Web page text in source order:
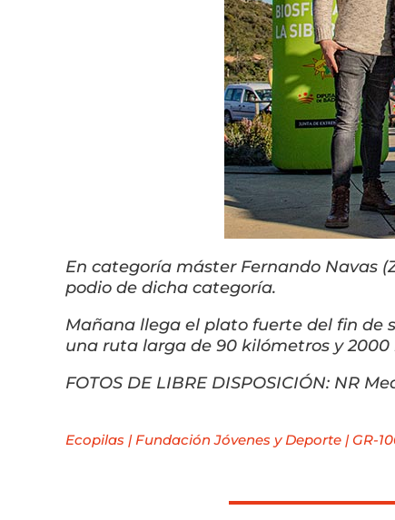
En categoría máster Fernando Navas
podio de dicha categoría.
Mañana llega el plato fuerte del fin de
una ruta larga de 90 kilómetros y
FOTOS DE LIBRE DISPOSICIÓN: NR
Ecopilas |Fundación Jóvenes y Deporte | GR-